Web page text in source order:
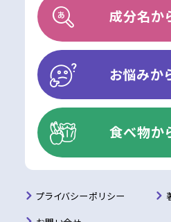
成分名か
お悩みか
食べ物か
プライバシーポリシー